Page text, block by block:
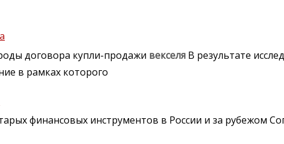
договора купли-продажи векселя В результате
в рамках которого
финансовых инструментов в России и за рубежом